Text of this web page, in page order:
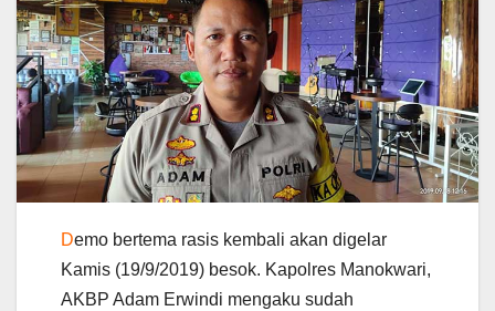
Demo bertema rasis kembali akan digelar
Kamis (19/9/2019) besok. Kapolres Manokwari,
AKBP Adam Erwindi mengaku sudah